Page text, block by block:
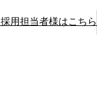
採用担当者様はこちら